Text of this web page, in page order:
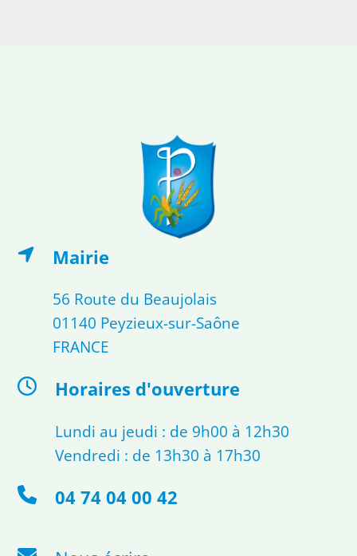
Mairie
56 Route du Beaujolais
01140 Peyzieux-sur-Saône
FRANCE
Horaires d'ouverture
Lundi au jeudi : de 9h00 à 12h30
Vendredi : de 13h30 à 17h30
04 74 04 00 42